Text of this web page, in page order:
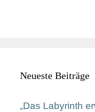
Neueste Beiträge
„Das Labyrinth